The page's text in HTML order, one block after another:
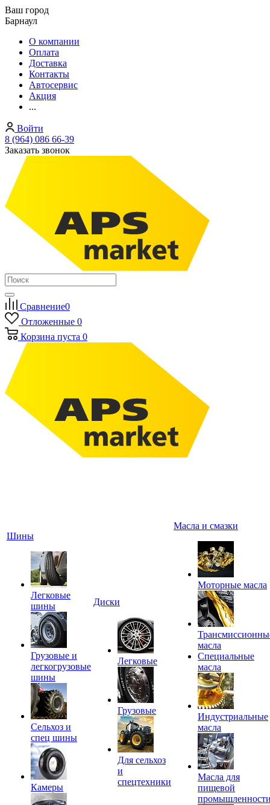
Ваш город
Барнаул
О компании
Оплата
Доставка
Контакты
Автосервис
Акция
...
Войти
8 (964) 086 66-39
Заказать звонок
Сравнение0
Отложенные 0
Корзина пуста 0
Шины
Легковые
шины
Грузовые и
легкогрузовые
шины
Сельхоз и
спец шины
Камеры
Диски
Легковые
Грузовые
Для сельхоз
и
спецтехники
Масла и смазки
Моторные масла
масла
Специальные
масла
Индустриальные
масла
Масла для
пищевой